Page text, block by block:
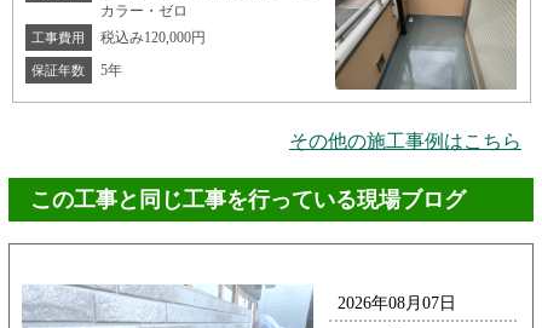
カラー・ゼロ
工事費用 税込み120,000円
保証年数 5年
その他の施工事例はこちら
この工事と同じ工事を行っている現場ブログ
2026年08月07日